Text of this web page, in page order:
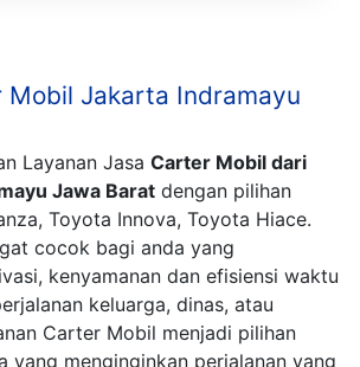
Mobil Jakarta Indramayu
Layanan Jasa Carter Mobil dari
Jawa Barat dengan pilihan
Toyota Innova, Toyota Hiace.
cocok bagi anda yang
kenyamanan dan efisiensi waktu
keluarga, dinas, atau
Carter Mobil menjadi pilihan
yang menginginkan perjalanan yang